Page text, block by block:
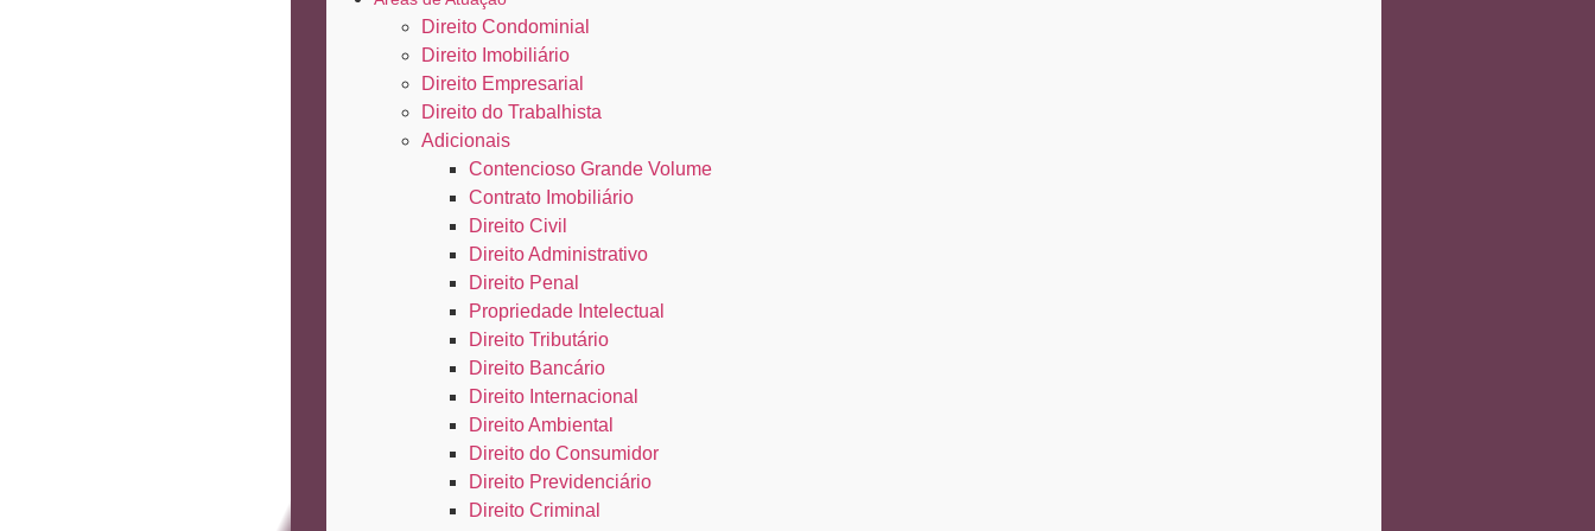
Direito Condominial
Direito Imobiliário
Direito Empresarial
Direito do Trabalhista
Adicionais
Contencioso Grande Volume
Contrato Imobiliário
Direito Civil
Direito Administrativo
Direito Penal
Propriedade Intelectual
Direito Tributário
Direito Bancário
Direito Internacional
Direito Ambiental
Direito do Consumidor
Direito Previdenciário
Direito Criminal